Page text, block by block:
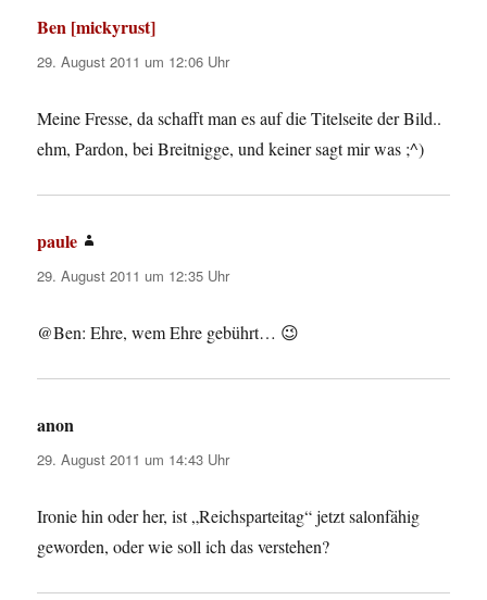
Ben [mickyrust]
29. August 2011 um 12:06 Uhr
Meine Fresse, da schafft man es auf die Titelseite der Bild..
ehm, Pardon, bei Breitnigge, und keiner sagt mir was ;^)
paule
29. August 2011 um 12:35 Uhr
@Ben: Ehre, wem Ehre gebührt… 😉
anon
29. August 2011 um 14:43 Uhr
Ironie hin oder her, ist „Reichsparteitag“ jetzt salonfähig
geworden, oder wie soll ich das verstehen?